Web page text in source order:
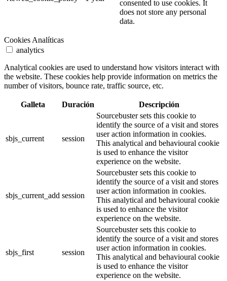
consented to use cookies. It
does not store any personal
data.
Cookies Analíticas
analytics
Analytical cookies are used to understand how visitors interact with
the website. These cookies help provide information on metrics the
number of visitors, bounce rate, traffic source, etc.
Galleta Duración Descripción
sbjs_current session
Sourcebuster sets this cookie to
identify the source of a visit and stores
user action information in cookies.
This analytical and behavioural cookie
is used to enhance the visitor
experience on the website.
sbjs_current_add session
Sourcebuster sets this cookie to
identify the source of a visit and stores
user action information in cookies.
This analytical and behavioural cookie
is used to enhance the visitor
experience on the website.
sbjs_first session
Sourcebuster sets this cookie to
identify the source of a visit and stores
user action information in cookies.
This analytical and behavioural cookie
is used to enhance the visitor
experience on the website.